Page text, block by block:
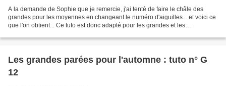
A la demande de Sophie que je remercie, j'ai tenté de faire le châle des
grandes pour les moyennes en changeant le numéro d'aiguilles... et voici ce
que l'on obtient... Ce tuto est donc adapté pour les grandes et les
Les grandes parées pour l'automne : tuto n° G
12